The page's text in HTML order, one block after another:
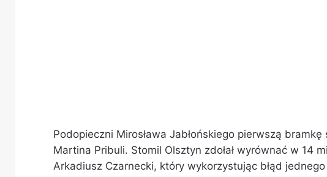
Podopieczni Mirosława Jabłońskiego pierwszą
Martina Pribuli. Stomil Olsztyn zdołał wyrównać w 14
Arkadiusz Czarnecki, który wykorzystując błąd